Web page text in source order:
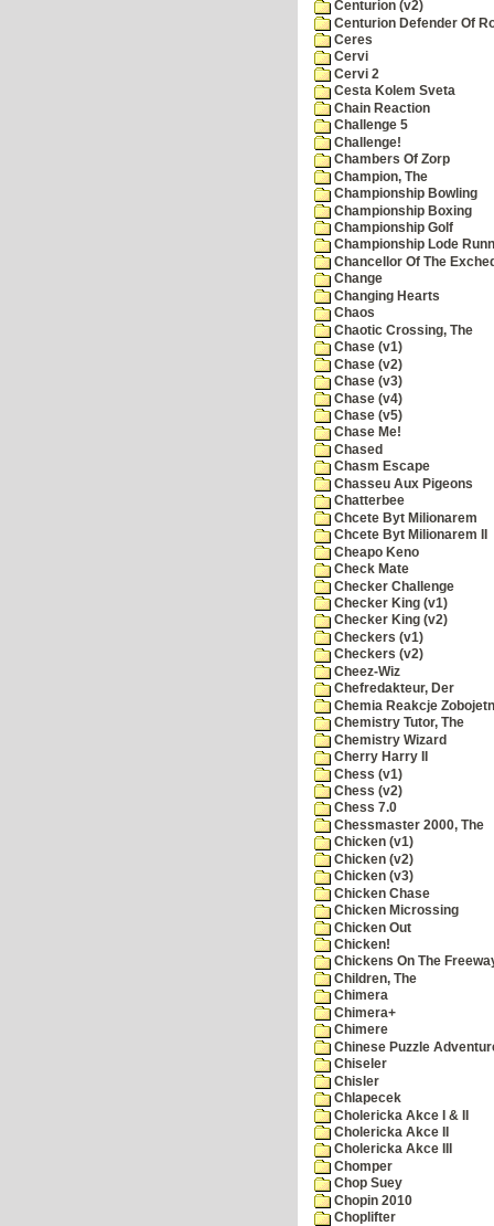
Centurion (v2)
Centurion Defender Of
Ceres
Cervi
Cervi 2
Cesta Kolem Sveta
Chain Reaction
Challenge 5
Challenge!
Chambers Of Zorp
Champion, The
Championship Bowling
Championship Boxing
Championship Golf
Championship Lode
Chancellor Of The
Change
Changing Hearts
Chaos
Chaotic Crossing, The
Chase (v1)
Chase (v2)
Chase (v3)
Chase (v4)
Chase (v5)
Chase Me!
Chased
Chasm Escape
Chasseu Aux Pigeons
Chatterbee
Chcete Byt Milionarem
Chcete Byt Milionarem II
Cheapo Keno
Check Mate
Checker Challenge
Checker King (v1)
Checker King (v2)
Checkers (v1)
Checkers (v2)
Cheez-Wiz
Chefredakteur, Der
Chemia Reakcje
Chemistry Tutor, The
Chemistry Wizard
Cherry Harry II
Chess (v1)
Chess (v2)
Chess 7.0
Chessmaster 2000, The
Chicken (v1)
Chicken (v2)
Chicken (v3)
Chicken Chase
Chicken Microssing
Chicken Out
Chicken!
Chickens On The
Children, The
Chimera
Chimera+
Chimere
Chinese Puzzle
Chiseler
Chisler
Chlapecek
Cholericka Akce I & II
Cholericka Akce II
Cholericka Akce III
Chomper
Chop Suey
Chopin 2010
Choplifter